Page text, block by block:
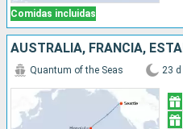
Comidas incluidas
AUSTRALIA, FRANCIA,
Quantum of the Seas 23 d